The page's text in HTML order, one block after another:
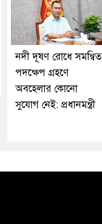
নদী দূষণ রোধে সমন্বিত
পদক্ষেপ গ্রহণে
অবহেলার কোনো
সুযোগ নেই: প্রধানমন্ত্রী